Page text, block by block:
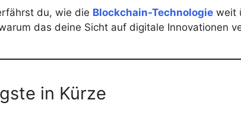
du, wie die Blockchain-Technologie weit
das deine Sicht auf digitale Innovationen
in Kürze